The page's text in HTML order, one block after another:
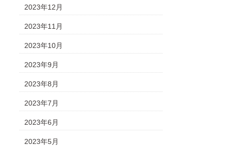
2023年12月
2023年11月
2023年10月
2023年9月
2023年8月
2023年7月
2023年6月
2023年5月